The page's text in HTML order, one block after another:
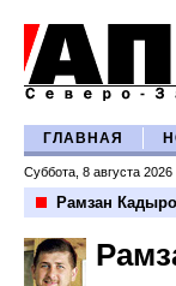
ГЛАВНАЯ
Суббота, 8 августа 2026
Рамзан